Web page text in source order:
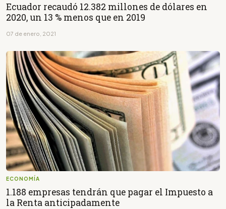
Ecuador recaudó 12.382 millones de dólares en
2020, un 13 % menos que en 2019
07 de enero, 2021
ECONOMÍA
1.188 empresas tendrán que pagar el Impuesto a
la Renta anticipadamente